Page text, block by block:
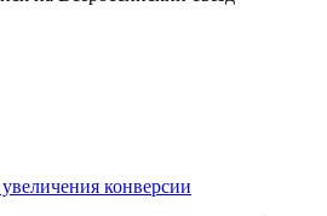
конверсии